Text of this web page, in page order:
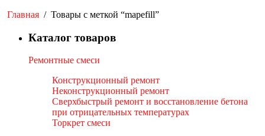
Главная / Товары с меткой “mapefill”
Каталог товаров
Ремонтные смеси
Конструкционный ремонт
Неконструкционный ремонт
Сверхбыстрый ремонт и восстановление бетона
при отрицательных температурах
Торкрет смеси